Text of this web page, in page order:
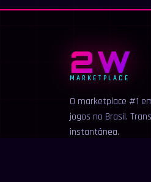
2W
MARKETPLACE
O marketplace #1
jogos no Brasil.
instantânea.